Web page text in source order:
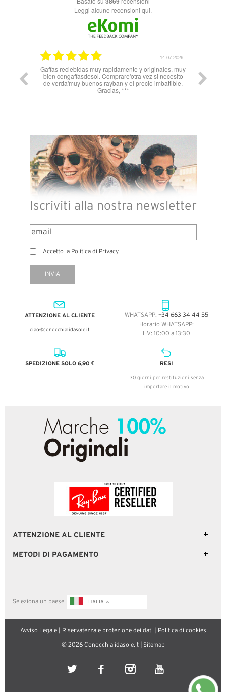
Leggi alcune recensioni qui.
necesito
11.06.2026
Nn solo super celeri nelle informazioni ma
soprattutto servizio e spedizione impeccabili! Dalla
Spagna all’Italia in 3 gg lavorativi! Bravi e grazie
Iscriviti alla nostra newsletter
Accetto la Política di Privacy
INVIA
ATTENZIONE AL CLIENTE
ciao@conocchialidasole.it
WHATSAPP: +34 663 34 44 55
Horario WHATSAPP:
L-V: 10:00 a 13:30
SPEDIZIONE SOLO 6,90 € RESI
30 giorni per restituzioni senza
importare il motivo
ATTENZIONE AL CLIENTE
METODI DI PAGAMENTO
Seleziona un paese ITALIA
Avviso Legale| Riservatezza e protezione dei dati Politica di cookies
© 2026 Conocchialidasole.it | Sitemap